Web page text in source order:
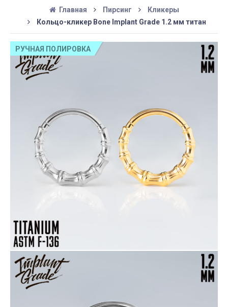
Главная Пирсинг
Кликеры
Кольцо-кликер Bone Implant Grade 1.2 мм титан
РУЧНАЯ ПОЛИРОВКА